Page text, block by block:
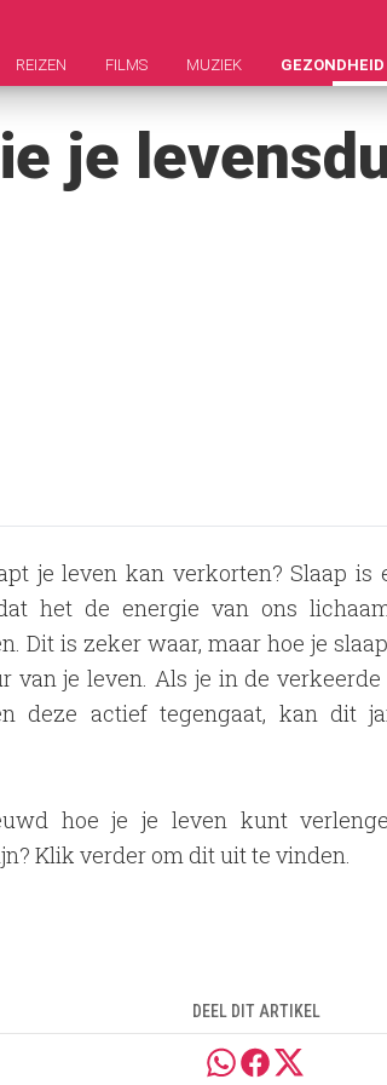
REIZEN FILMS MUZIEK GEZONDHEID
je
je leven kan verkorten? Slaap is
het de energie van ons
Dit is zeker waar, maar hoe je
je leven. Als je in de
deze actief tegengaat, kan dit
hoe je je leven kunt
Klik verder om dit uit te vinden.
DEEL DIT ARTIKEL